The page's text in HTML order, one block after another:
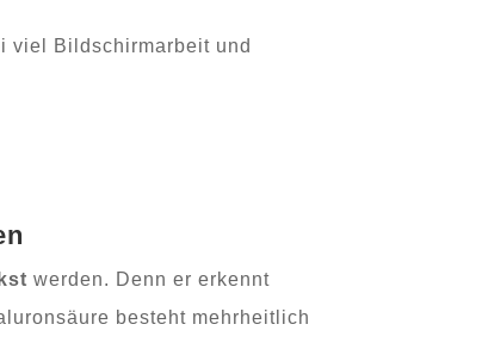
viel Bildschirmarbeit und
werden. Denn er erkennt
besteht mehrheitlich